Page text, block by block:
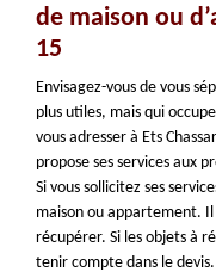
de maison ou
15
Envisagez-vous de vous
plus utiles, mais qui
vous adresser à Ets
propose ses services aux
Si vous sollicitez ses
maison ou appartement. Il
récupérer. Si les objets à
tenir compte dans le